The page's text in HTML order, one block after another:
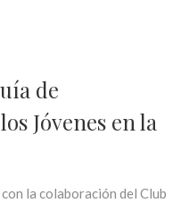
de
Jóvenes en la
la colaboración del Club